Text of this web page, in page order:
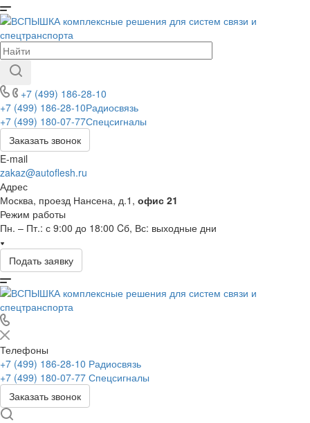
+7 (499) 186-28-10
+7 (499) 186-28-10Радиосвязь
+7 (499) 180-07-77Спецсигналы
Заказать звонок
E-mail
zakaz@autoflesh.ru
Адрес
Москва, проезд Нансена, д.1, офис 21
Режим работы
Пн. – Пт.: с 9:00 до 18:00 Cб, Вс: выходные дни
Подать заявку
Телефоны
+7 (499) 186-28-10 Радиосвязь
+7 (499) 180-07-77 Спецсигналы
Заказать звонок